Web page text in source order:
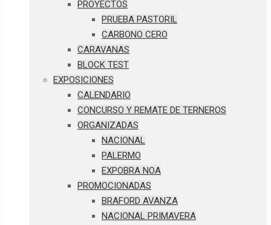
PROYECTOS
PRUEBA PASTORIL
CARBONO CERO
CARAVANAS
BLOCK TEST
EXPOSICIONES
CALENDARIO
CONCURSO Y REMATE DE TERNEROS
ORGANIZADAS
NACIONAL
PALERMO
EXPOBRA NOA
PROMOCIONADAS
BRAFORD AVANZA
NACIONAL PRIMAVERA